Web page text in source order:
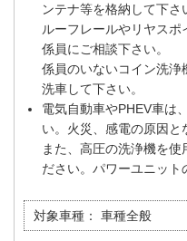
ンテナ等を格納して下さ
ルーフレールやリヤス
係員にご相談下さい。
係員のいないコイン洗浄
洗車して下さい。
電気自動車やPHEV車は
い。火災、感電の原因と
また、高圧の洗浄機を使
ださい。パワーユニット
対象車種： 車種全般